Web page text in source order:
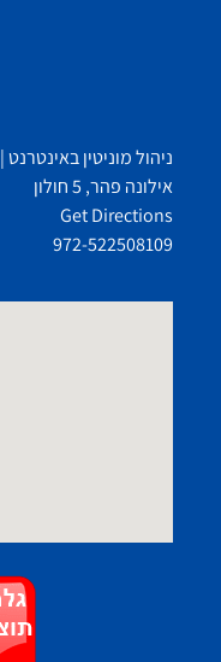
ניהול מוניטין באינטרנט | Monitin Net
אילונה פהר, 5 חולון
Get Directions
972-522508109